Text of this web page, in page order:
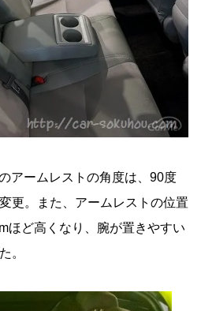
アームレストの角度は、90度
更。また、アームレストの位置
ほど高くなり、腕が置きやすい
。